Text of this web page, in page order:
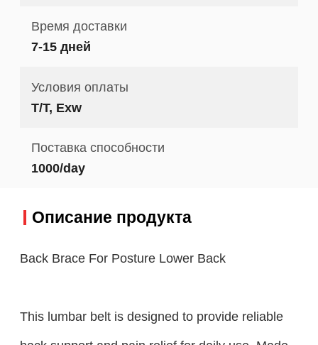
Время доставки
7-15 дней
Условия оплаты
T/T, Exw
Поставка способности
1000/day
Описание продукта
Back Brace For Posture Lower Back
This lumbar belt is designed to provide reliable